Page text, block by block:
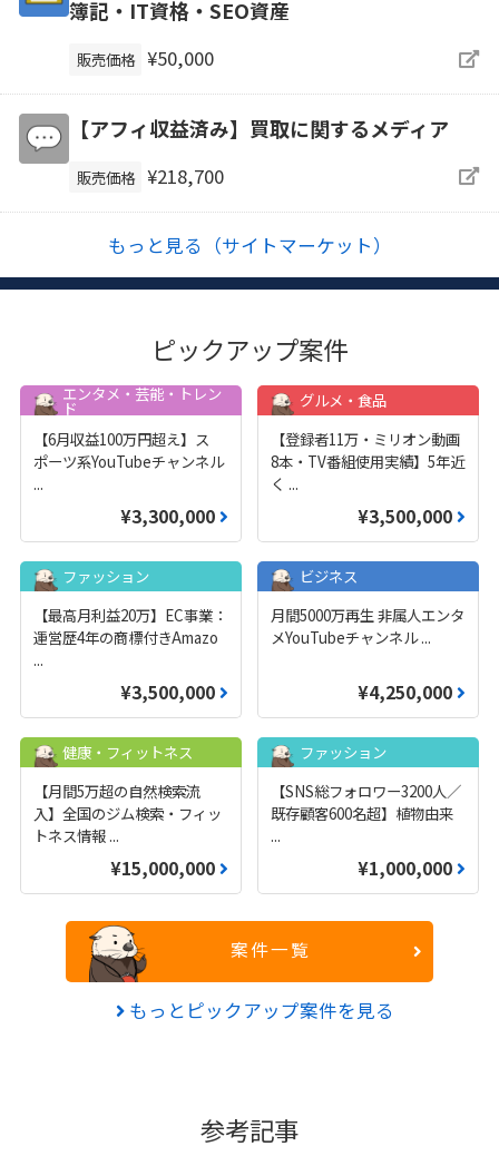
簿記・IT資格・SEO資産
販売価格 ¥50,000
【アフィ収益済み】買取に関するメディア
販売価格 ¥218,700
もっと見る（サイトマーケット）
ピックアップ案件
エンタメ・芸能・トレン
ド
【6月収益100万円超え】ス
ポーツ系YouTubeチャンネル
...
¥3,300,000
グルメ・食品
【登録者11万・ミリオン動画
8本・TV番組使用実績】5年近
く ...
¥3,500,000
ファッション
【最高月利益20万】EC事業：
運営歴4年の商標付きAmazo
...
¥3,500,000
ビジネス
月間5000万再生 非属人エンタ
メYouTubeチャンネル...
¥4,250,000
健康・フィットネス
【月間5万超の自然検索流
入】全国のジム検索・フィッ
トネス情報 ...
¥15,000,000
ファッション
【SNS総フォロワー3200人／
既存顧客600名超】植物由来
...
¥1,000,000
案件一覧
もっとピックアップ案件を見る
参考記事